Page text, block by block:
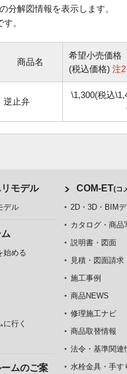
分解図情報を表示します。
。
商品名
希望小売価格
(税込価格) 注2
逆止弁
\1,300(税込
モデル
デル
始める
に行く
ムのご案
COM-ET(コ
2D・3D・BIM
カタログ・商品
説明書・図面
見積・図面請求
施工事例
商品NEWS
修理施工ナビ
商品取替情報
法令・基準関連
水栓金具・手す